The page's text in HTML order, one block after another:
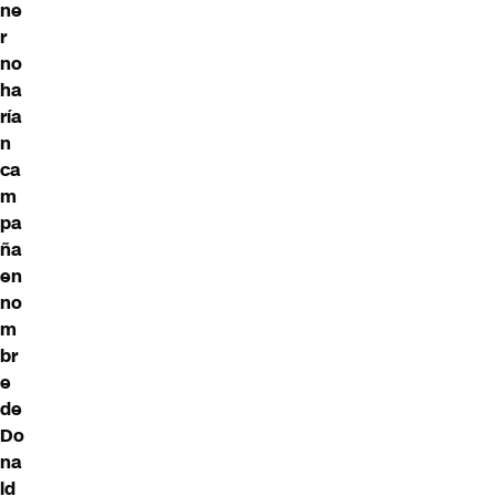
ne
r
no
ha
ría
n
ca
m
pa
ña
en
no
m
br
e
de
Do
na
ld